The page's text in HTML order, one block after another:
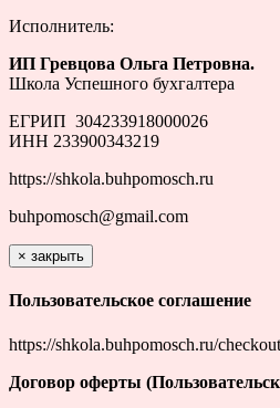
Исполнитель:
ИП Гревцова Ольга Петровна.
Школа Успешного бухгалтера
ЕГРИП 304233918000026
ИНН 233900343219
https://shkola.buhpomosch.ru
buhpomosch@gmail.com
× закрыть
Пользовательское соглашение
https://shkola.buhpomosch.ru/
Договор оферты